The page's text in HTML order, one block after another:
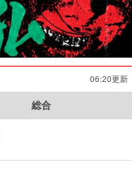
06:20更新
総合